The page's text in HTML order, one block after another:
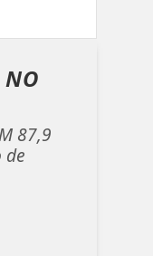
NO
87,9
de